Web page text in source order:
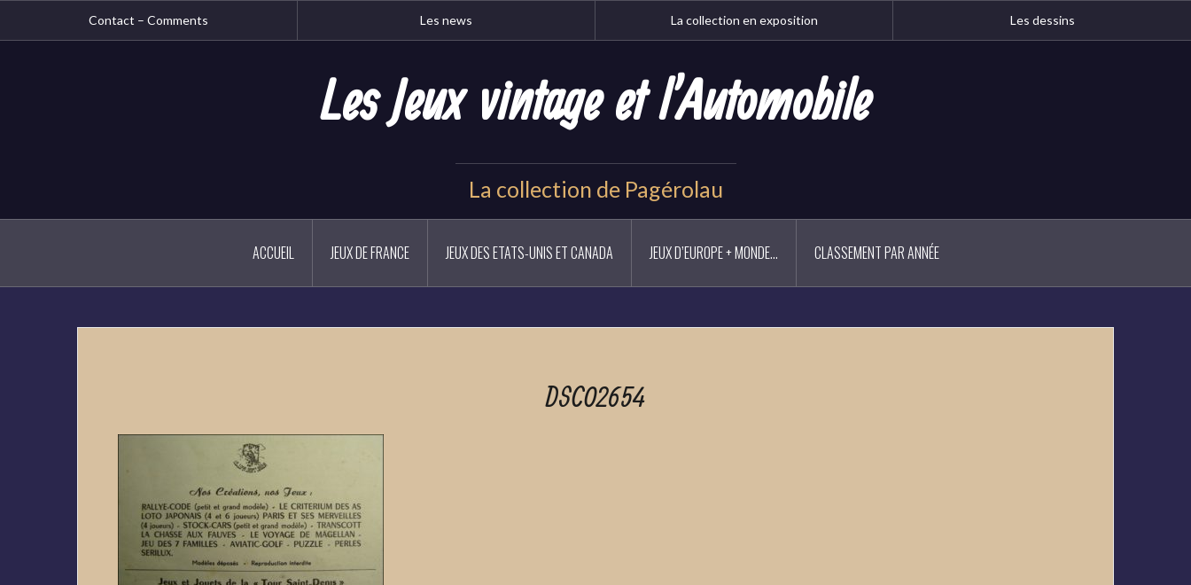
Contact – Comments Les news La collection en exposition Les dessins
Les Jeux vintage et l'Automobile
La collection de Pagérolau
ACCUEIL JEUX DE FRANCE JEUX DES ETATS-UNIS ET CANADA JEUX D’EUROPE + MONDE… CLASSEMENT PAR ANNÉE
DSC02654